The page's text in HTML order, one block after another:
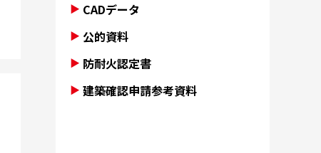
CADデータ
公的資料
防耐火認定書
建築確認申請参考資料